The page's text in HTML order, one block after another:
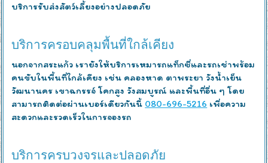
บริการรับส่งสัตว์เลี้ยงอย่างปลอดภัย
บริการครอบคลุมพื้นที่ใกล้เคียง
นอกจากสระแก้ว เรายังให้บริการเหมารถแท็กซี่และรถเช่าพร้อม
คนขับในพื้นที่ใกล้เคียง เช่น คลองหาด ตาพระยา วังน้ำเย็น
วัฒนานคร เขาฉกรรจ์ โคกสูง วังสมบูรณ์ และพื้นที่อื่น ๆ โดย
สามารถติดต่อผ่านเบอร์เดียวกันนี้ 080-696-5216 เพื่อความ
สะดวกและรวดเร็วในการจองรถ
บริการครบวงจรและปลอดภัย